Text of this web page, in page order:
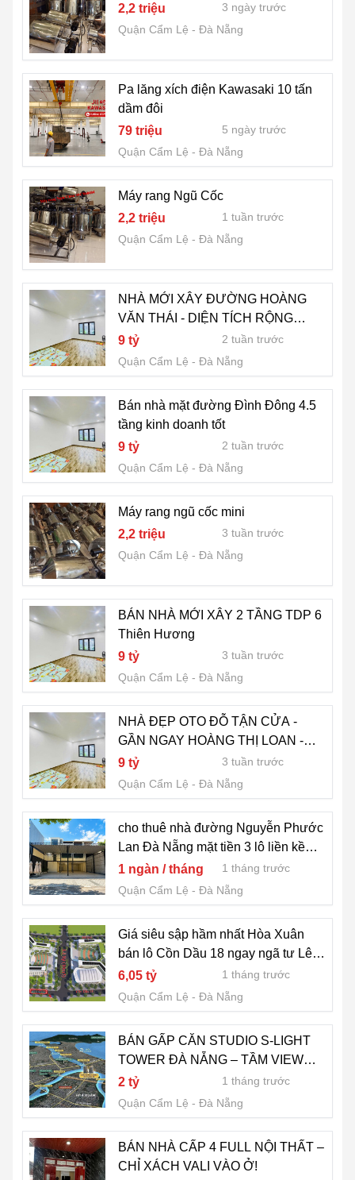
2,2 triệu
3 ngày trước
Quận Cẩm Lệ
Đà Nẵng
Pa lăng xích điện Kawasaki 10 tấn
dầm đôi
79 triệu
5 ngày trước
Quận Cẩm Lệ
Đà Nẵng
Máy rang Ngũ Cốc
2,2 triệu
1 tuần trước
Quận Cẩm Lệ
Đà Nẵng
NHÀ MỚI XÂY ĐƯỜNG HOÀNG
VĂN THÁI - DIỆN TÍCH RỘNG
95m2
9 tỷ
2 tuần trước
Quận Cẩm Lệ
Đà Nẵng
Bán nhà mặt đường Đình Đông 4.5
tầng kinh doanh tốt
9 tỷ
2 tuần trước
Quận Cẩm Lệ
Đà Nẵng
Máy rang ngũ cốc mini
2,2 triệu
3 tuần trước
Quận Cẩm Lệ
Đà Nẵng
BÁN NHÀ MỚI XÂY 2 TẦNG TDP 6
Thiên Hương
9 tỷ
3 tuần trước
Quận Cẩm Lệ
Đà Nẵng
NHÀ ĐẸP OTO ĐỖ TẬN CỬA -
GẦN NGAY HOÀNG THỊ LOAN -
DIỆN TÍCH 115M2
9 tỷ
3 tuần trước
Quận Cẩm Lệ
Đà Nẵng
cho thuê nhà đường Nguyễn Phước
Lan Đà Nẵng mặt tiền 3 lô liền kề
300 m2 giá tốt
1 ngàn / tháng
1 tháng trước
Quận Cẩm Lệ
Đà Nẵng
Giá siêu sập hầm nhất Hòa Xuân
bán lô Cồn Dầu 18 ngay ngã tư Lê
Sỹ đối diện quy hoạch 2 trường lớn
6,05 tỷ
1 tháng trước
Quận Cẩm Lệ
Đà Nẵng
BÁN GẤP CĂN STUDIO S-LIGHT
TOWER ĐÀ NẴNG – TẦM VIEW
ÔM TRỌN PHÁO HOA DIFF
2 tỷ
1 tháng trước
Quận Cẩm Lệ
Đà Nẵng
BÁN NHÀ CẤP 4 FULL NỘI THẤT –
CHỈ XÁCH VALI VÀO Ở!